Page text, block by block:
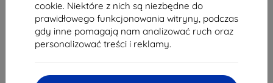
cookie. Niektóre z nich są niezbędne do
prawidłowego funkcjonowania witryny, podczas
gdy inne pomagają nam analizować ruch oraz
personalizować treści i reklamy.
77,90 zł
70,11 zł
Na stanie: 4 szt.
Na stanie: > 5 szt.